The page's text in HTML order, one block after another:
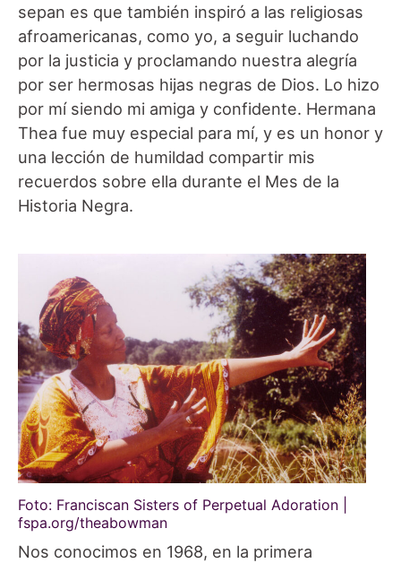
sepan es que también inspiró a las religiosas
afroamericanas, como yo, a seguir luchando
por la justicia y proclamando nuestra alegría
por ser hermosas hijas negras de Dios. Lo hizo
por mí siendo mi amiga y confidente. Hermana
Thea fue muy especial para mí, y es un honor y
una lección de humildad compartir mis
recuerdos sobre ella durante el Mes de la
Historia Negra.
Foto: Franciscan Sisters of Perpetual Adoration |
fspa.org/theabowman
Nos conocimos en 1968, en la primera